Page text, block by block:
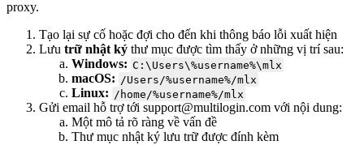
proxy.
Tạo lại sự cố hoặc đợi cho đến khi thông báo lỗi xuất hiện
Lưu trữ nhật ký thư mục được tìm thấy ở những vị trí sau:
Windows: C:\Users\%username%\mlx
macOS: /Users/%username%/mlx
Linux: /home/%username%/mlx
Gửi email hỗ trợ tới support@multilogin.com với nội dung:
Một mô tả rõ ràng về vấn đề
Thư mục nhật ký lưu trữ được đính kèm